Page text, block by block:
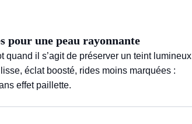
pour une peau rayonnante
il s’agit de préserver un teint lumineux
éclat boosté, rides moins marquées :
effet paillette.